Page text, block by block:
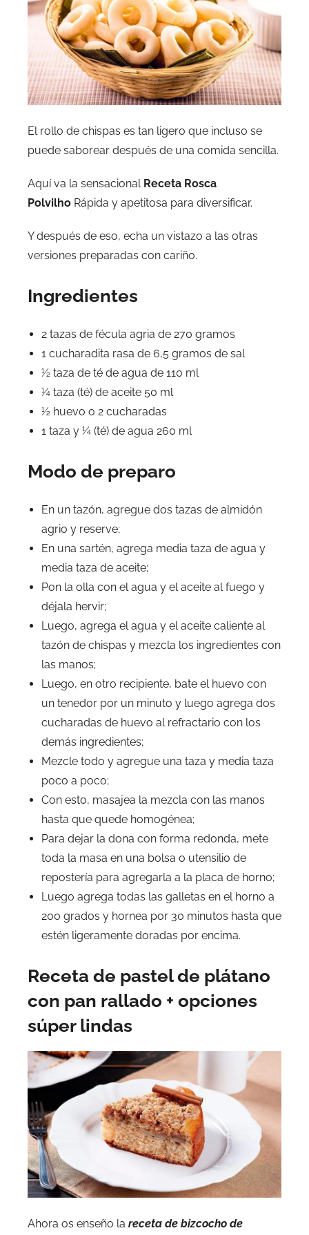
El rollo de chispas es tan ligero que incluso se
puede saborear después de una comida sencilla.
Aquí va la sensacional Receta Rosca
Polvilho Rápida y apetitosa para diversificar.
Y después de eso, echa un vistazo a las otras
versiones preparadas con cariño.
Ingredientes
2 tazas de fécula agria de 270 gramos
1 cucharadita rasa de 6,5 gramos de sal
½ taza de té de agua de 110 ml
¼ taza (té) de aceite 50 ml
½ huevo o 2 cucharadas
1 taza y ¼ (té) de agua 260 ml
Modo de preparo
En un tazón, agregue dos tazas de almidón
agrio y reserve;
En una sartén, agrega media taza de agua y
media taza de aceite;
Pon la olla con el agua y el aceite al fuego y
déjala hervir;
Luego, agrega el agua y el aceite caliente al
tazón de chispas y mezcla los ingredientes con
las manos;
Luego, en otro recipiente, bate el huevo con
un tenedor por un minuto y luego agrega dos
cucharadas de huevo al refractario con los
demás ingredientes;
Mezcle todo y agregue una taza y media taza
poco a poco;
Con esto, masajea la mezcla con las manos
hasta que quede homogénea;
Para dejar la dona con forma redonda, mete
toda la masa en una bolsa o utensilio de
repostería para agregarla a la placa de horno;
Luego agrega todas las galletas en el horno a
200 grados y hornea por 30 minutos hasta que
estén ligeramente doradas por encima.
Receta de pastel de plátano
con pan rallado + opciones
súper lindas
Ahora os enseño la receta de bizcocho de